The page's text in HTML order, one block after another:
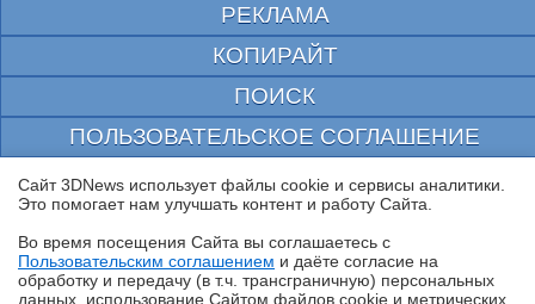
РЕКЛАМА
КОПИРАЙТ
ПОИСК
ПОЛЬЗОВАТЕЛЬСКОЕ СОГЛАШЕНИЕ
ЗАЩИЩЕНО CURATOR
© 1997—2026 Электронное периодическое издание "3ДНьюс" | Свидетельство о
выдано Федеральной Службой по надзору за соблюдением законодательства в сфере
массовых коммуникаций и охране культурного наследия
При цитировании документа ссылка на сайт с указанием автора обязательна. Полное
заимствование документа является нарушением
Сайт 3DNews использует файлы cookie и сервисы аналитики.
Это помогает нам улучшать контент и работу Cайта.
Во время посещения Cайта вы соглашаетесь с
Пользовательским соглашением и даёте согласие на
обработку и передачу (в т.ч. трансграничную) персональных
данных, использование Cайтом файлов cookie и метрических